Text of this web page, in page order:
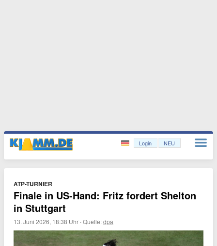
Login NEU
ATP-TURNIER
Finale in US-Hand: Fritz fordert Shelton
in Stuttgart
13. Juni 2026, 18:38 Uhr ·Quelle:dpa